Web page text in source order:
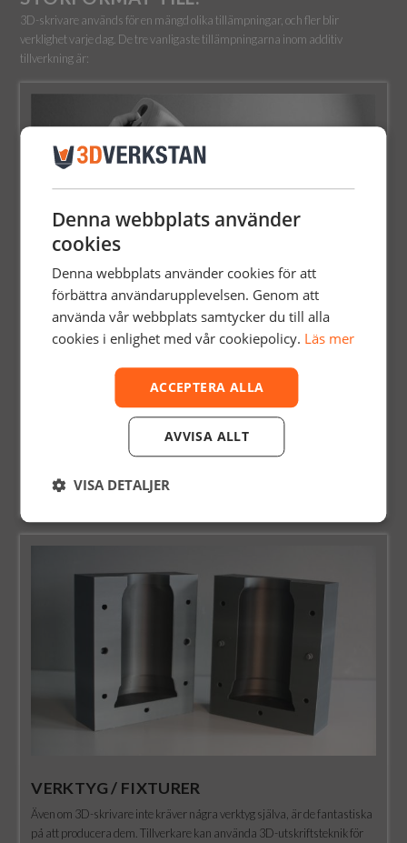
3D-skrivare används för en mängd olika tillämpningar, och fler blir
verklighet varje dag. De tre vanligaste tillämpningarna inom additiv
tillverkning är:
SLUTPRODUKTER
slutanvändning och till och med konsumentprodukter. På grund av den
inbyggda flexibiliteten i additiv tillverkning har företag som erbjuder
mycket personliga produkter använt additiv tillverkning för att skapa
små serier eller helt unika produkter under lång tid.
serieproduktion och för att skapa prisvärda industriella delar.
VERKTYG / FIXTURER
Även om 3D-skrivare inte kräver några verktyg själva, är de fantastiska
på att producera dem. Tillverkare kan använda 3D-utskriftsteknik för
Denna webbplats använder
cookies
Denna webbplats använder cookies för att
förbättra användarupplevelsen. Genom att
använda vår webbplats samtycker du till alla
cookies i enlighet med vår cookiepolicy. Läs mer
ACCEPTERA ALLA
AVVISA ALLT
VISA DETALJER